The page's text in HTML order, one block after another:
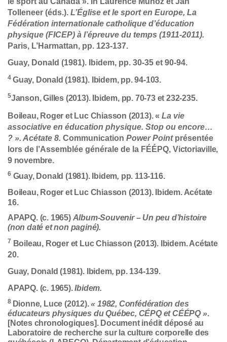
Tolleneer (éds.). L’Église et le sport en Europe, La
Fédération internationale catholique d’éducation
physique (FICEP) à l’épreuve du temps (1911-2011).
Paris, L’Harmattan, pp. 123-137.
Guay, Donald (1981). Ibidem, pp. 30-35 et 90-94.
4 Guay, Donald (1981). Ibidem, pp. 94-103.
5Janson, Gilles (2013). Ibidem, pp. 70-73 et 232-235.
Boileau, Roger et Luc Chiasson (2013). « La vie
associative en éducation physique. Stop ou encore…
? ». Acétate 8. Communication Power Pointprésentée
lors de l’Assemblée générale de la FÉÉPQ, Victoriaville,
9 novembre.
6Guay, Donald (1981). Ibidem, pp. 113-116.
Boileau, Roger et Luc Chiasson (2013). Ibidem. Acétate
16.
APAPQ. (c. 1965) Album-Souvenir – Un peu d’histoire
(non daté et non paginé).
7 Boileau, Roger et Luc Chiasson (2013).
Ibidem. Acétate
20.
Guay, Donald (1981). Ibidem, pp. 134-139.
APAPQ. (c. 1965).Ibidem.
8 Dionne, Luce (2012).« 1982, Confédération des
éducateurs physiques du Québec, CÉPQ et CÉÉPQ ».
[Notes chronologiques]. Document inédit déposé au
Laboratoire de recherche sur la culture corporelle des